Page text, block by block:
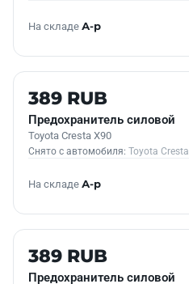
На складе А-р
Б/У В НАЛИЧИИ
389 RUB
Предохранитель силовой
Toyota Cresta X90
Снято с автомобиля: Toyota Cresta
На складе А-р
Б/У В НАЛИЧИИ
389 RUB
Предохранитель силовой